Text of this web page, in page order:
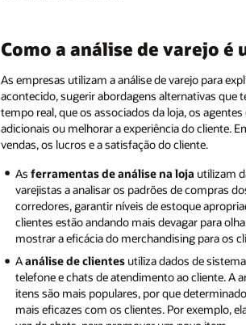
Como a análise de varejo é
As empresas utilizam a análise de varejo para
acontecido, sugerir abordagens alternativas que
tempo real, que os associados da loja, os
adicionais ou melhorar a experiência do cliente.
vendas, os lucros e a satisfação do cliente.
Asferramentas de análise na loja utilizam
varejistas a analisar os padrões de compras
corredores, garantir níveis de estoque
clientes estão andando mais devagar para
mostrar a eficácia do merchandising para os
Aanálise de clientes utiliza dados de
telefone e chats de atendimento ao cliente. A
itens são mais populares, por que
mais eficazes com os clientes. Por exemplo,